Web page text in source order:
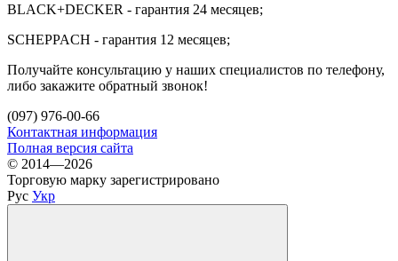
BLACK+DECKER - гарантия 24 месяцев;
SCHEPPACH - гарантия 12 месяцев;
Получайте консультацию у наших специалистов по телефону,
либо закажите обратный звонок!
(097) 976-00-66
Контактная информация
Полная версия сайта
© 2014—2026
Торговую марку зарегистрировано
Рус Укр